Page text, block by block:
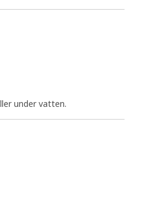
under vatten.